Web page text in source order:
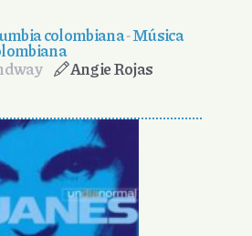
colombiana-Música
Angie Rojas